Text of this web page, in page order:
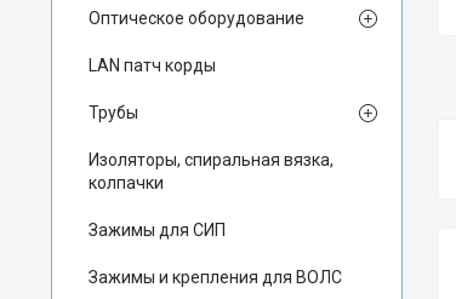
Оптическое оборудование
LAN патч корды
Трубы
Изоляторы, спиральная вязка,
колпачки
Зажимы для СИП
Зажимы и крепления для ВОЛС